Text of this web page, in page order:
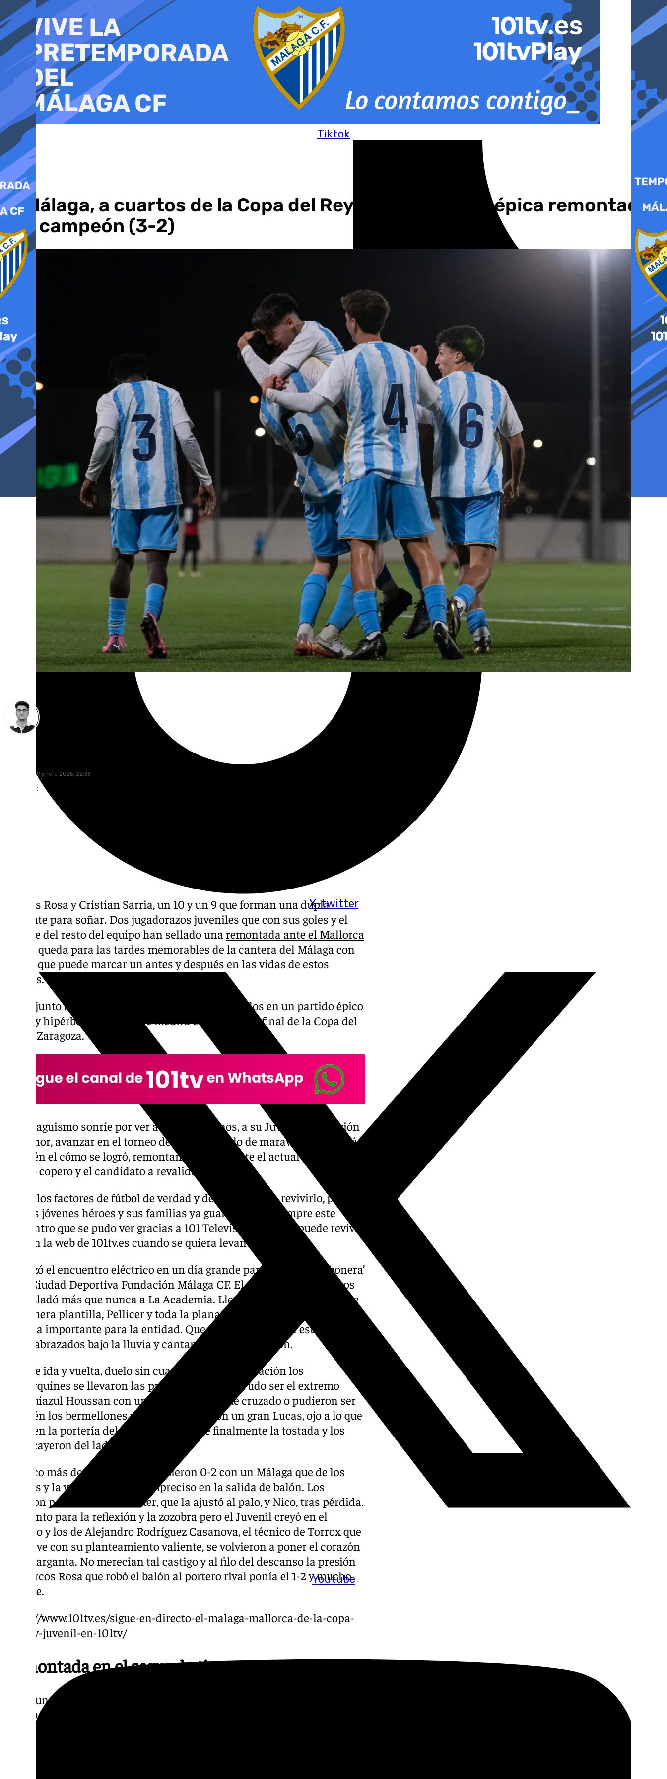
al
contenido
Tiktok
X-twitter
Youtube
El Málaga, a cuartos de la Copa del Rey Juvenil en una épica remontada
a lo campeón (3-2)
miércoles, 29 enero 2025, 22:33
Compartir:
Marcos Rosa y Cristian Sarria, un 10 y un 9 que forman una dupla
atacante para soñar. Dos jugadorazos juveniles que con sus goles y el
empuje del resto del equipo han sellado una remontada ante el Mallorca
que ya queda para las tardes memorables de la cantera del Málaga con
un 3-2 que puede marcar un antes y después en las vidas de estos
jovenes.
El conjunto blanquiazul superó todos los obstáculos en un partido épico
(no hay hipérbole alguna) y se medirá en cuartos de final de la Copa del
Rey al Zaragoza.
El malaguismo sonríe por ver a sus canteranos, a su Juvenil de División
de Honor, avanzar en el torneo del KO y jugando de maravilla. Es el qué y
también el cómo se logró, remontando un 0-2 ante el actual campeón del
torneo copero y el candidato a revalidarlo.
Todos los factores de fútbol de verdad y de partido para revivirlo, para
que los jóvenes héroes y sus familias ya guarden para siempre este
encuentro que se pudo ver gracias a 101 Televisión y que se puede revivir
aquí en la web de 101tv.es cuando se quiera levantar el ánimo.
Empezó el encuentro eléctrico en un día grande para la ‘minibombonera’
de la Ciudad Deportiva Fundación Málaga CF. El espíritu de Martiricos
se trasladó más que nunca a La Academia. Lleno, colorido, los ídolos de
la primera plantilla, Pellicer y toda la plana mayor del club en un
jornada importante para la entidad. Que acabó con la bella estampa de
todos abrazados bajo la lluvia y cantando a pleno pulmón.
En este ida y vuelta, duelo sin cuartel, de sobreexcitación los
mallorquines se llevaron las primeras alegrías. Pudo ser el extremo
blanquiazul Houssan con un disparo que se fue cruzado o pudieron ser
también los bermellones pero se toparon con un gran Lucas, ojo a lo que
viene en la portería del Málaga, hasta que finalmente la tostada y los
goles cayeron del lado bermellón.
En poco más de un minuto se pusieron 0-2 con un Málaga que de los
nervios y la valentía anduvo impreciso en la salida de balón. Los
hicieron para los baleares Iker, que la ajustó al palo, y Nico, tras pérdida.
Momento para la reflexión y la zozobra pero el Juvenil creyó en el
milagro y los de Alejandro Rodríguez Casanova, el técnico de Torrox que
fue clave con su planteamiento valiente, se volvieron a poner el corazón
en la garganta. No merecían tal castigo y al filo del descanso la presión
de Marcos Rosa que robó el balón al portero rival ponía el 1-2 y mucho
picante.
https://www.101tv.es/sigue-en-directo-el-malaga-mallorca-de-la-copa-
del-rey-juvenil-en-101tv/
Remontada en el segundo tiempo
La segunda parte fue frenética y si en los primeros 45′ el viento había
puesto el contrapunto, iba a ser la lluvia del fin de la borrasca Herminia